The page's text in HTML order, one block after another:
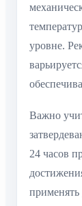
уровне.
Важно
24 часов